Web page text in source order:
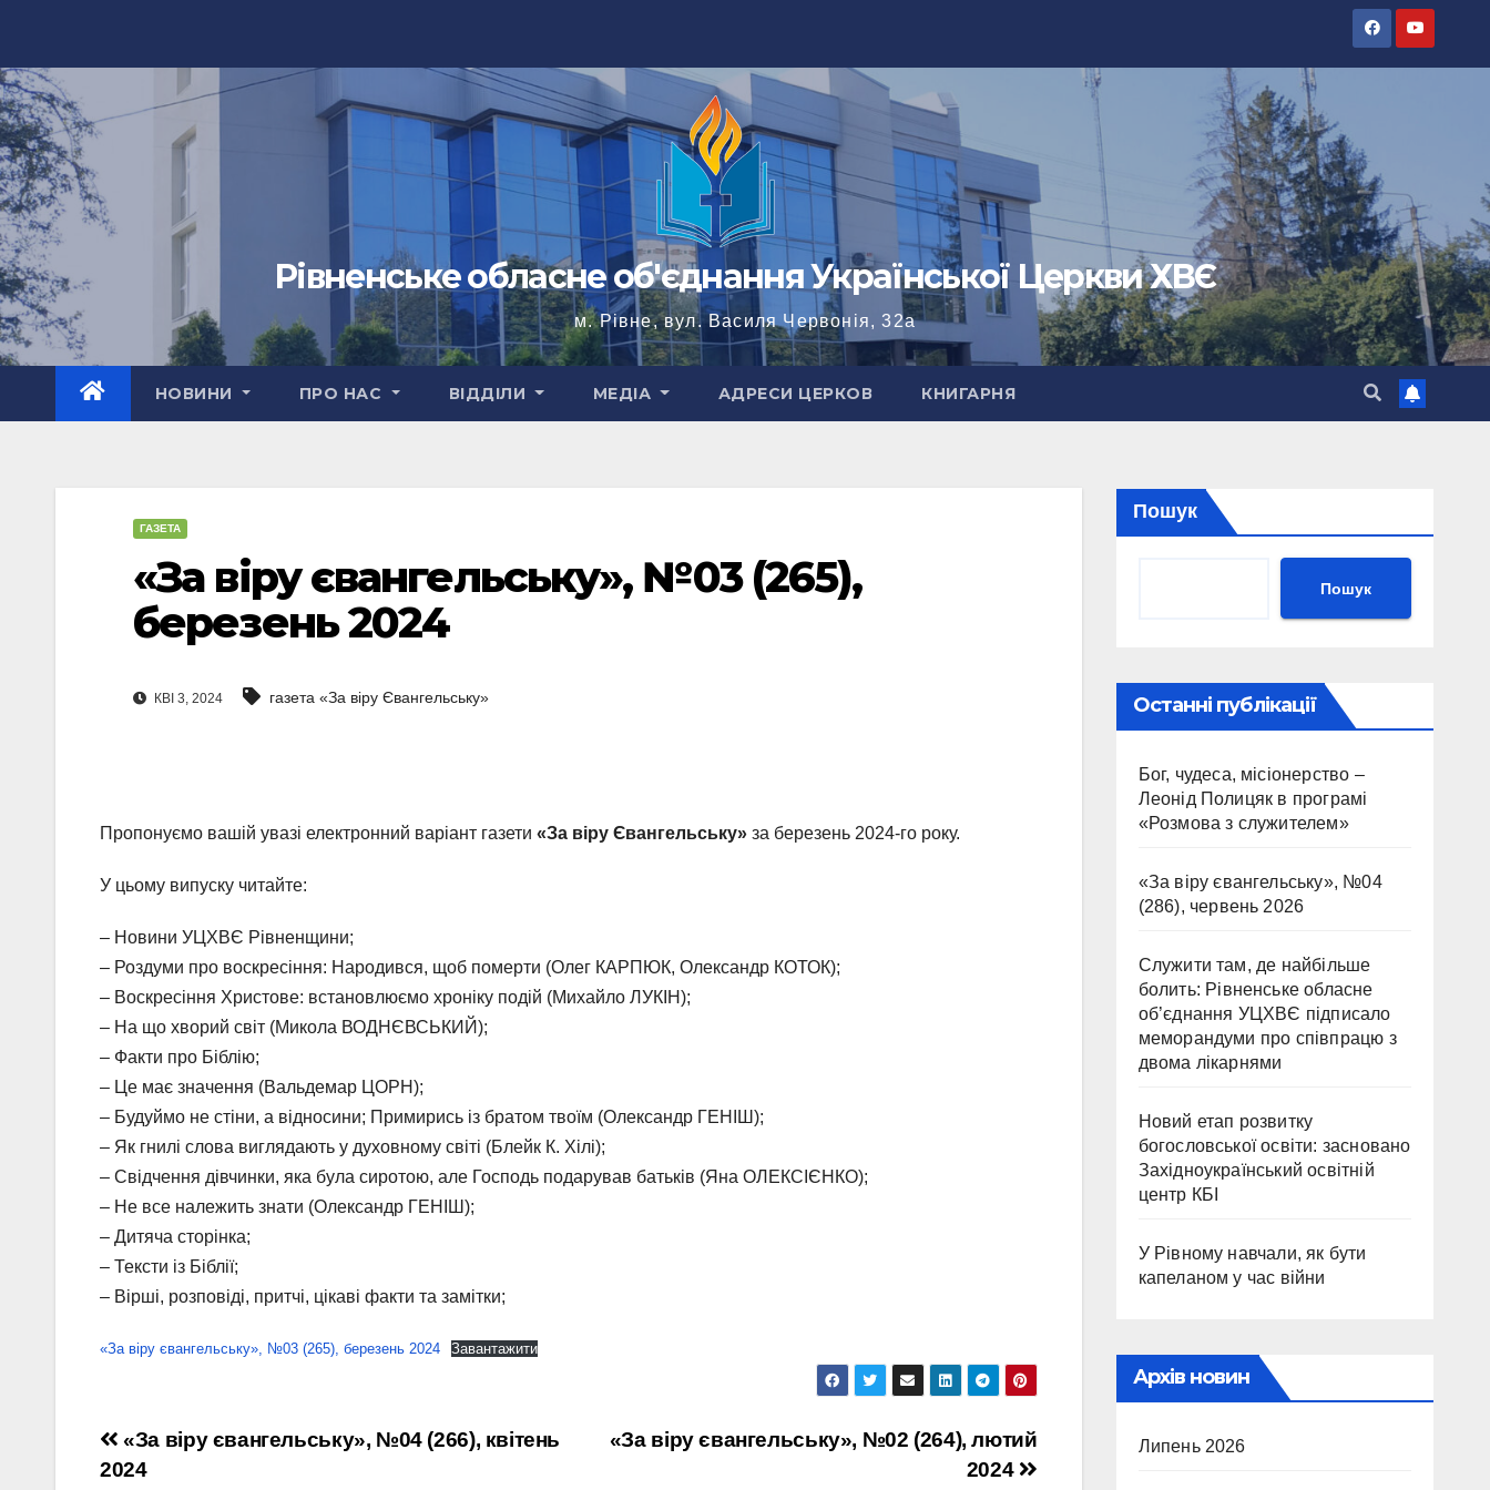
вмісту
Рівненське обласне об'єднання Української Церкви ХВЄ
м. Рівне, вул. Василя Червонія, 32а
НОВИНИ ПРО НАС ВІДДІЛИ МЕДІА АДРЕСИ ЦЕРКОВ КНИГАРНЯ
ГАЗЕТА
«За віру євангельську», №03 (265),
березень 2024
КВІ 3, 2024 газета «За віру Євангельську»
Пропонуємо вашій увазі електронний варіант газети «За віру Євангельську» за березень 2024-го року.
У цьому випуску читайте:
– Новини УЦХВЄ Рівненщини;
– Роздуми про воскресіння: Народився, щоб померти (Олег КАРПЮК, Олександр КОТОК);
– Воскресіння Христове: встановлюємо хроніку подій (Михайло ЛУКІН);
– На що хворий світ (Микола ВОДНЄВСЬКИЙ);
– Факти про Біблію;
– Це має значення (Вальдемар ЦОРН);
– Будуймо не стіни, а відносини; Примирись із братом твоїм (Олександр ГЕНІШ);
– Як гнилі слова виглядають у духовному світі (Блейк К. Хілі);
– Свідчення дівчинки, яка була сиротою, але Господь подарував батьків (Яна ОЛЕКСІЄНКО);
– Не все належить знати (Олександр ГЕНІШ);
– Дитяча сторінка;
– Тексти із Біблії;
– Вірші, розповіді, притчі, цікаві факти та замітки;
«За віру євангельську», №03 (265), березень 2024 Завантажити
Навігація
«За віру євангельську», №02 (264), лютий
2024
«За віру євангельську», №04 (266), квітень
2024
Пошук
Пошук
Останні публікації
Бог, чудеса, місіонерство –
Леонід Полицяк в програмі
«Розмова з служителем»
«За віру євангельську», №04
(286), червень 2026
Служити там, де найбільше
болить: Рівненське обласне
об’єднання УЦХВЄ підписало
меморандуми про співпрацю з
двома лікарнями
Новий етап розвитку
богословської освіти: засновано
Західноукраїнський освітній
центр КБІ
У Рівному навчали, як бути
капеланом у час війни
Архів новин
Липень 2026